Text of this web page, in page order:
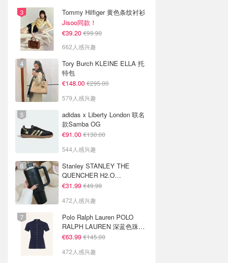
Tommy Hilfiger 黄色条纹衬衫
Jisoo同款！
€39.20 €99.90
662人感兴趣
Tory Burch KLEINE ELLA 托
特包
€148.00 €295.00
579人感兴趣
adidas x Liberty London 联名
款Samba OG
€91.00 €130.00
544人感兴趣
Stanley STANLEY THE
QUENCHER H2.O
FLOWSTATE 保温杯 1.18L 黑
€31.99 €49.99
472人感兴趣
Polo Ralph Lauren POLO
RALPH LAUREN 深蓝色珠地
布 Polo衫
€63.99 €145.00
472人感兴趣